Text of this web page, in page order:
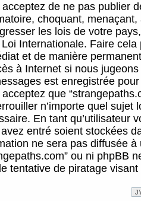
acceptez de ne pas publier
choquant,
les lois de votre
Internationale. Faire
et de manière
à Internet si nous
est enregistrée
acceptez que
n’importe quel sujet
En tant qu’utilisateur
entré soient stockées
ne sera pas diffusée
ou ni phpBB
tentative de piratage